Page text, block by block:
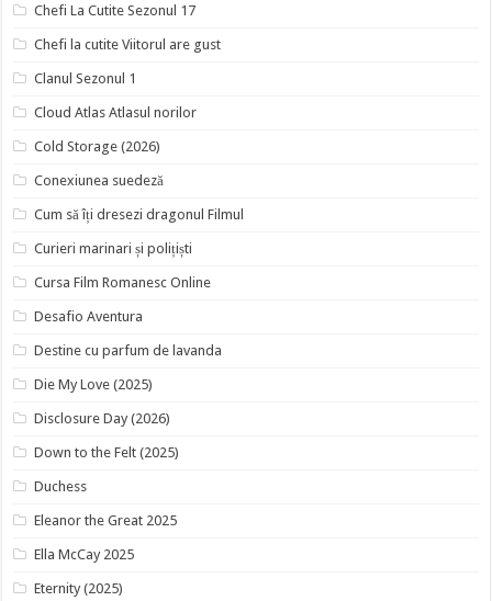
Chefi La Cutite Sezonul 17
Chefi la cutite Viitorul are gust
Clanul Sezonul 1
Cloud Atlas Atlasul norilor
Cold Storage (2026)
Conexiunea suedeză
Cum să îți dresezi dragonul Filmul
Curieri marinari și polițiști
Cursa Film Romanesc Online
Desafio Aventura
Destine cu parfum de lavanda
Die My Love (2025)
Disclosure Day (2026)
Down to the Felt (2025)
Duchess
Eleanor the Great 2025
Ella McCay 2025
Eternity (2025)